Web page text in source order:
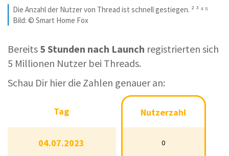
Die Anzahl der Nutzer von Thread ist schnell gestiegen. ² ³ ⁴ ⁵
Bild: © Smart Home Fox
Bereits 5 Stunden nach Launch registrierten sich
5 Millionen Nutzer bei Threads.
Schau Dir hier die Zahlen genauer an:
Nutzerzahl
04.07.2023
Nutzerzahl
0
Tag
04.07.2023